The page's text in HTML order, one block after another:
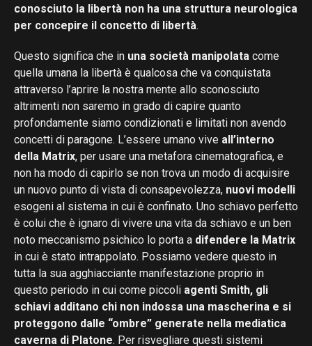
conosciuto la libertà non ha una struttura neurologica
per concepire il concetto di libertà.
Questo significa che in una società manipolata come
quella umana la libertà è qualcosa che va conquistata
attraverso l’aprire la nostra mente allo sconosciuto
altrimenti non saremo in grado di capire quanto
profondamente siamo condizionati e limitati non avendo
concetti di paragone. L’essere umano vive all’interno
della Matrix, per usare una metafora cinematografica, e
non ha modo di capirlo se non trova un modo di acquisire
un nuovo punto di vista di consapevolezza, nuovi modelli
esogeni al sistema in cui è confinato. Uno schiavo perfetto
è colui che è ignaro di vivere una vita da schiavo e un ben
noto meccanismo psichico lo porta a difendere la Matrix
in cui è stato intrappolato. Possiamo vedere questo in
tutta la sua agghiacciante manifestazione proprio in
questo periodo in cui come piccoli agenti Smith, gli
schiavi additano chi non indossa una mascherina e si
proteggono dalle “ombre” generate nella mediatica
caverna di Platone. Per risvegliare questi sistemi